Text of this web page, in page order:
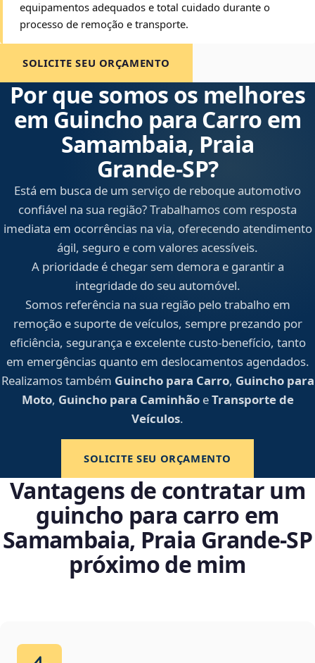
equipamentos adequados e total cuidado durante o
processo de remoção e transporte.
SOLICITE SEU ORÇAMENTO
Por que somos os melhores
em Guincho para Carro em
Samambaia, Praia
Grande‑SP?
Está em busca de um serviço de reboque automotivo
confiável na sua região? Trabalhamos com resposta
imediata em ocorrências na via, oferecendo atendimento
ágil, seguro e com valores acessíveis.
A prioridade é chegar sem demora e garantir a
integridade do seu automóvel.
Somos referência na sua região pelo trabalho em
remoção e suporte de veículos, sempre prezando por
eficiência, segurança e excelente custo-benefício, tanto
em emergências quanto em deslocamentos agendados.
Realizamos também Guincho para Carro, Guincho para
Moto, Guincho para CaminhãoeTransporte de
Veículos.
SOLICITE SEU ORÇAMENTO
Vantagens de contratar um
guincho para carro em
Samambaia, Praia Grande‑SP
próximo de mim